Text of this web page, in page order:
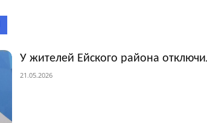
У жителей Ейского района
21.05.2026